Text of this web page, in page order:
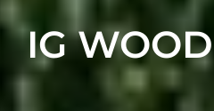
IG WOOD